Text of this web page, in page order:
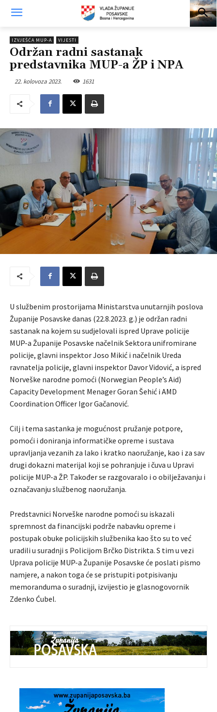
IZVJEŠĆA MUP-A VIJESTI
Održan radni sastanak
predstavnika MUP-a ŽP i NPA
22. kolovoza 2023. 1631
U službenim prostorijama Ministarstva unutarnjih poslova
Županije Posavske danas (22.8.2023. g.) je održan radni
sastanak na kojem su sudjelovali ispred Uprave policije
MUP-a Županije Posavske načelnik Sektora unifromirane
policije, glavni inspektor Joso Mikić i načelnik Ureda
ravnatelja policije, glavni inspektor Davor Vidović, a ispred
Norveške narodne pomoći (Norwegian People’s Aid)
Capacity Development Menager Goran Šehić i AMD
Coordination Officer Igor Gačanović.
Cilj i tema sastanka je mogućnost pružanje potpore,
pomoći i doniranja informatičke opreme i sustava
upravljanja vezanih za lako i kratko naoružanje, kao i za sav
drugi dokazni materijal koji se pohranjuje i čuva u Upravi
policije MUP-a ŽP. Također se razgovaralo i o obilježavanju i
označavanju službenog naoružanja.
Predstavnici Norveške narodne pomoći su iskazali
spremnost da financijski podrže nabavku opreme i
postupak obuke policijskih službenika kao što su to već
uradili u suradnji s Policijom Brčko Distrikta. S tim u vezi
Uprava policije MUP-a Županije Posavske će poslati pismo
namjere, a nakon toga će se pristupiti potpisivanju
memoranduma o suradnji, izvijestio je glasnogovornik
Zdenko Ćubel.